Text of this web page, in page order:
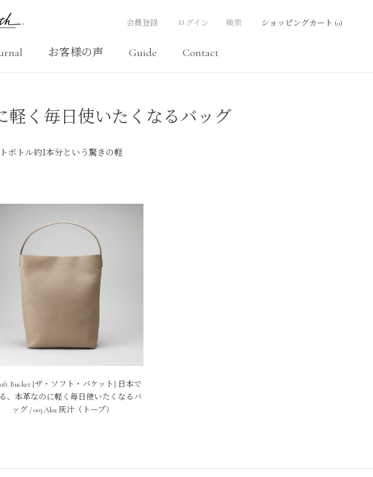
お客様の声
Guide
Contact
会員登録 ログイン 検索 ショッピングカート (0)
軽く毎日使いたくなるバッグ
ボトル約1本分という驚きの軽
Bucket [ザ・ソフト・バケット] 日本で
、本革なのに軽く毎日使いたくなるバ
ッグ / 003 Aku 灰汁（トープ）